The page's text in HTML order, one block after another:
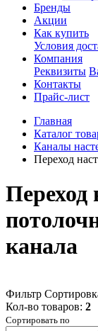
Бренды
Акции
Как купить
Условия
Компания
Реквизиты
Контакты
Прайс-лист
Главная
Каталог
Каналы
Переход
Переход
канала
Фильтр
Кол-во товаров: 2
Сортировать по